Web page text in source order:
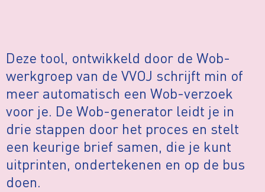
Deze tool, ontwikkeld door de Wob-
werkgroep van de VVOJ schrijft min of
meer automatisch een Wob-verzoek
voor je. De Wob-generator leidt je in
drie stappen door het proces en stelt
een keurige brief samen, die je kunt
uitprinten, ondertekenen en op de bus
doen.